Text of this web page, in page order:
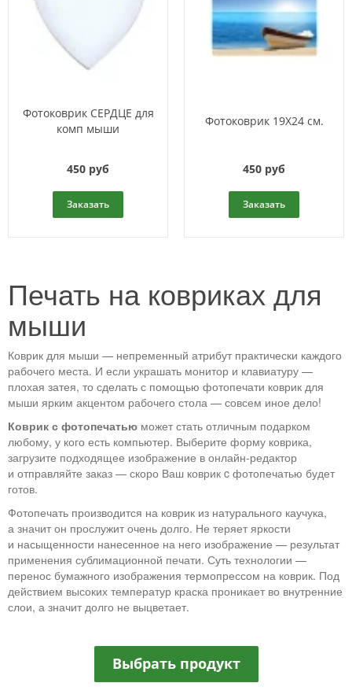
Фотоковрик СЕРДЦЕ для
комп мыши
450 руб
Заказать
Фотоковрик 19X24 см.
450 руб
Заказать
Печать на ковриках для
мыши
Коврик для мыши — непременный атрибут практически каждого
рабочего места. И если украшать монитор и клавиатуру —
плохая затея, то сделать с помощью фотопечати коврик для
мыши ярким акцентом рабочего стола — совсем иное дело!
Коврик с фотопечатью может стать отличным подарком
любому, у кого есть компьютер. Выберите форму коврика,
загрузите подходящее изображение в онлайн-редактор
и отправляйте заказ — скоро Ваш коврик c фотопечатью будет
готов.
Фотопечать производится на коврик из натурального каучука,
а значит он прослужит очень долго. Не теряет яркости
и насыщенности нанесенное на него изображение — результат
применения сублимационной печати. Суть технологии —
перенос бумажного изображения термопрессом на коврик. Под
действием высоких температур краска проникает во внутренние
слои, а значит долго не выцветает.
Выбрать продукт